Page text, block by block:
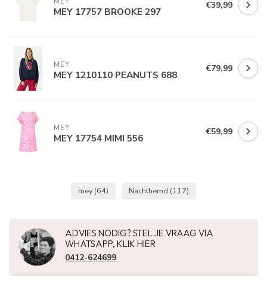
MEY 17757 BROOKE 297 €39,99
MEY
MEY 1210110 PEANUTS 688 €79,99
MEY
MEY 17754 MIMI 556 €59,99
mey(64) Nachthemd (117)
ADVIES NODIG? STEL JE VRAAG VIA
WHATSAPP, KLIK HIER
0412-624699